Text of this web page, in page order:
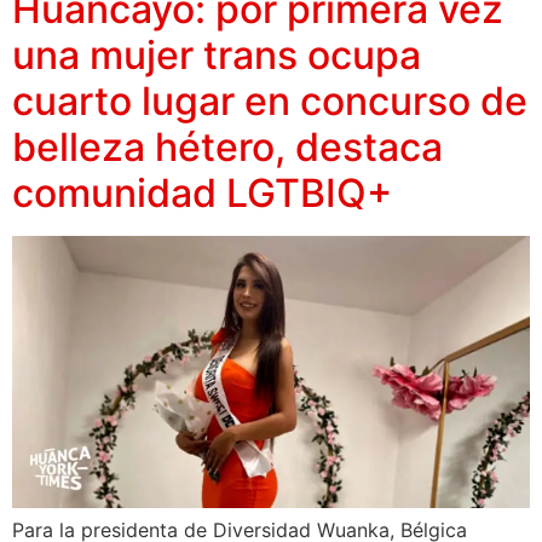
una mujer trans ocupa
cuarto lugar en concurso de
belleza hétero, destaca
comunidad LGTBIQ+
Para la presidenta de Diversidad Wuanka, Bélgica